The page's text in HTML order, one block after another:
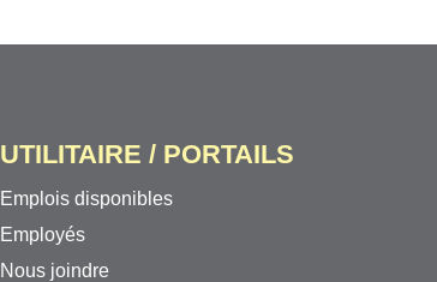
UTILITAIRE / PORTAILS
Emplois disponibles
Employés
Nous joindre